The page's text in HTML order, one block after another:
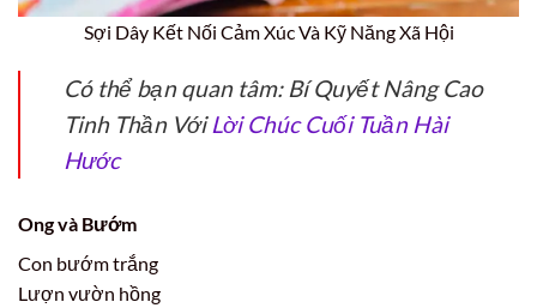
Sợi Dây Kết Nối Cảm Xúc Và Kỹ Năng Xã Hội
Có thể bạn quan tâm: Bí Quyết Nâng Cao
Tinh Thần VớiLời Chúc Cuối Tuần Hài
Hước
Ong và Bướm
Con bướm trắng
Lượn vườn hồng